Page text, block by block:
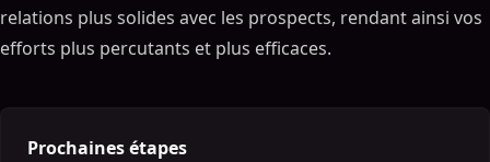
relations plus solides avec les prospects, rendant ainsi vos
efforts plus percutants et plus efficaces.
Prochaines étapes